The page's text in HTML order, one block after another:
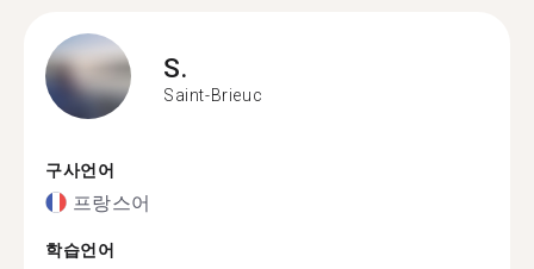
S.
Saint-Brieuc
구사언어
프랑스어
학습언어